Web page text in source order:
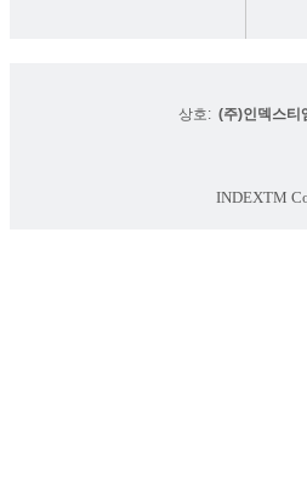
상호: (주)인덱스티
INDEXTM